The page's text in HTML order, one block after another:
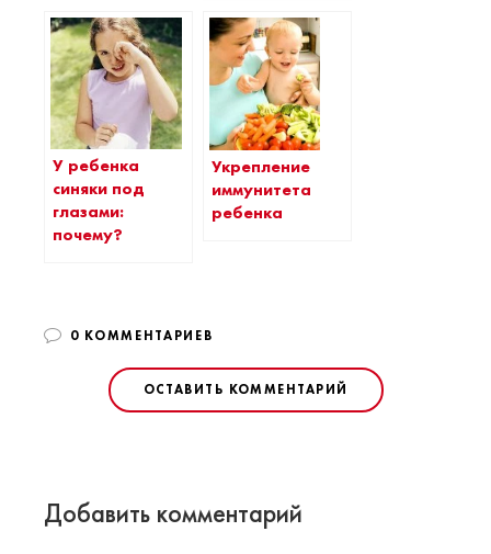
У ребенка
синяки под
глазами:
почему?
Укрепление
иммунитета
ребенка
0 КОММЕНТАРИЕВ
ОСТАВИТЬ КОММЕНТАРИЙ
Добавить комментарий